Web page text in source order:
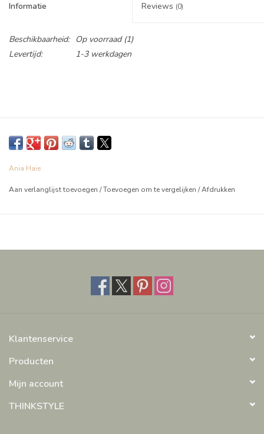
Informatie Reviews (0)
Beschikbaarheid: Op voorraad(1)
Levertijd:
1-3 werkdagen
Ania Haie
Aan verlanglijst toevoegen /Toevoegen om te vergelijken /Afdrukken
Klantenservice
Producten
Mijn account
THINKSTYLE